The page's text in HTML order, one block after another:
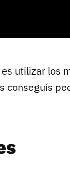
utilizar los
conseguís